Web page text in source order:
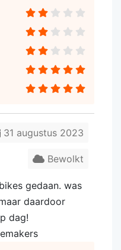
31 augustus 2023
Bewolkt
gedaan. was
daardoor
dag!